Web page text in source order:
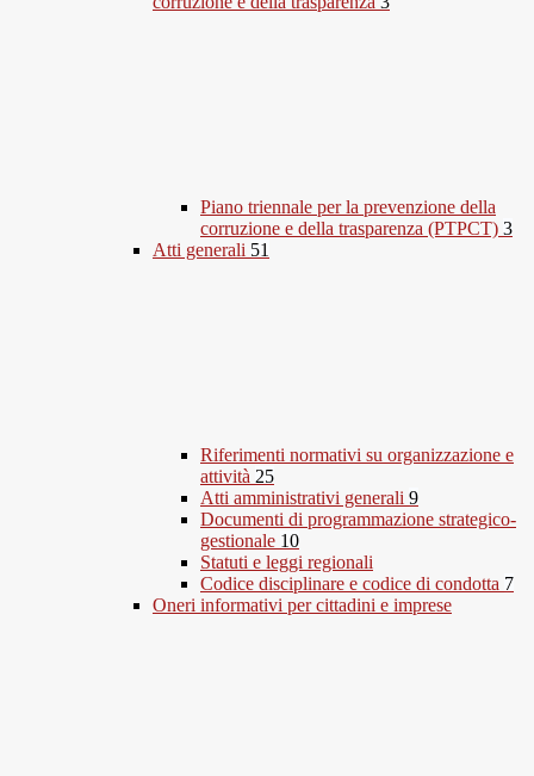
Piano triennale per la prevenzione della
corruzione e della trasparenza (PTPCT) 3
Atti generali 51
Riferimenti normativi su organizzazione e
attività 25
Atti amministrativi generali 9
Documenti di programmazione strategico-
gestionale 10
Statuti e leggi regionali
Codice disciplinare e codice di condotta 7
Oneri informativi per cittadini e imprese